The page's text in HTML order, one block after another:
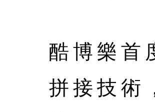
酷博樂首
拼接技術